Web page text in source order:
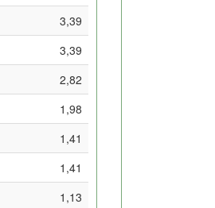
3,39
3,39
2,82
1,98
1,41
1,41
1,13